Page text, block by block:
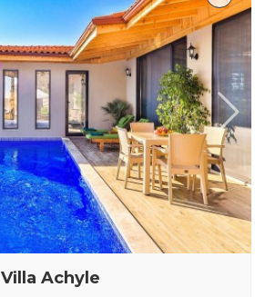
Villa Achyle